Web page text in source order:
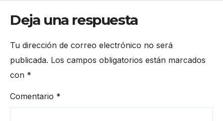
Deja una respuesta
Tu dirección de correo electrónico no será
publicada. Los campos obligatorios están marcados
con *
Comentario *